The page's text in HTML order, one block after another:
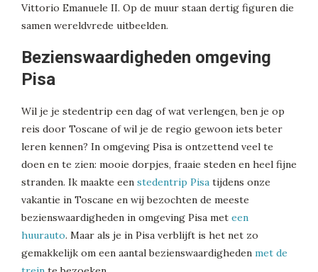
Vittorio Emanuele II. Op de muur staan dertig figuren die
samen wereldvrede uitbeelden.
Bezienswaardigheden omgeving
Pisa
Wil je je stedentrip een dag of wat verlengen, ben je op
reis door Toscane of wil je de regio gewoon iets beter
leren kennen? In omgeving Pisa is ontzettend veel te
doen en te zien: mooie dorpjes, fraaie steden en heel fijne
stranden. Ik maakte een stedentrip Pisa tijdens onze
vakantie in Toscane en wij bezochten de meeste
bezienswaardigheden in omgeving Pisa met een
huurauto. Maar als je in Pisa verblijft is het net zo
gemakkelijk om een aantal bezienswaardigheden met de